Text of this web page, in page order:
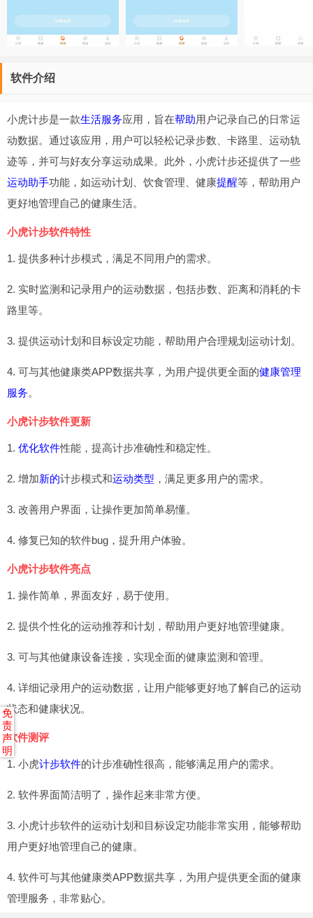
软件介绍
小虎计步是一款生活服务应用，旨在帮助用户记录自己的日常运
动数据。通过该应用，用户可以轻松记录步数、卡路里、运动轨
迹等，并可与好友分享运动成果。此外，小虎计步还提供了一些
运动助手功能，如运动计划、饮食管理、健康提醒等，帮助用户
更好地管理自己的健康生活。
小虎计步软件特性
1. 提供多种计步模式，满足不同用户的需求。
2. 实时监测和记录用户的运动数据，包括步数、距离和消耗的卡
路里等。
3. 提供运动计划和目标设定功能，帮助用户合理规划运动计划。
4. 可与其他健康类APP数据共享，为用户提供更全面的健康管理
服务。
小虎计步软件更新
1. 优化软件性能，提高计步准确性和稳定性。
2. 增加新的计步模式和运动类型 ，满足更多用户的需求。
3. 改善用户界面，让操作更加简单易懂。
4. 修复已知的软件bug，提升用户体验。
小虎计步软件亮点
1. 操作简单，界面友好，易于使用。
2. 提供个性化的运动推荐和计划，帮助用户更好地管理健康。
3. 可与其他健康设备连接，实现全面的健康监测和管理。
4. 详细记录用户的运动数据，让用户能够更好地了解自己的运动
状态和健康状况。
软件测评
1. 小虎计步软件的计步准确性很高，能够满足用户的需求。
2. 软件界面简洁明了，操作起来非常方便。
3. 小虎计步软件的运动计划和目标设定功能非常实用，能够帮助
用户更好地管理自己的健康。
4. 软件可与其他健康类APP数据共享，为用户提供更全面的健康
管理服务，非常贴心。
免
责
声
明